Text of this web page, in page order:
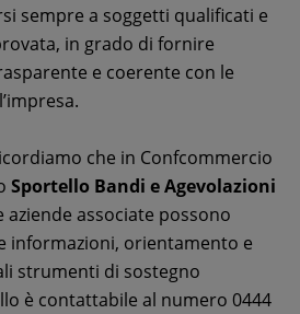
sempre a soggetti qualificati e
in grado di fornire
e coerente con le
che in Confcommercio
Sportello Bandi e Agevolazioni
aziende associate possono
informazioni, orientamento e
strumenti di sostegno
è contattabile al numero 0444